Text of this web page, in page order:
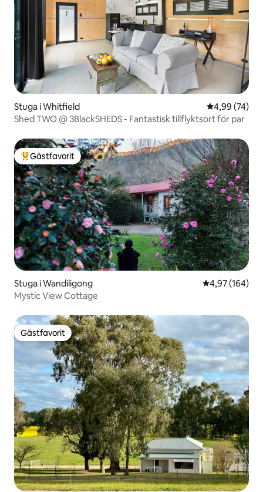
Stuga i Whitfield 4,99 av 5 i
4,99 (74)
Shed TWO @ 3BlackSHEDS - Fantastisk tillflyktsort för par
Populär gästfavorit
Gästfavorit
Stuga i Wandiligong 4,97 av 5 i
4,97 (164)
Mystic View Cottage
Gästfavorit
Gästfavorit